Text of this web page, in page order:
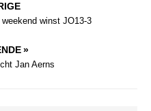
winst JO13-3
»
Jan Aerns